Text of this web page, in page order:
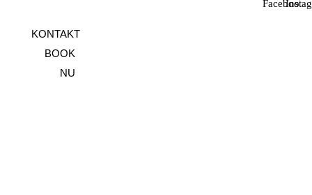
Facebook
KONTAKT
BOOK
NU